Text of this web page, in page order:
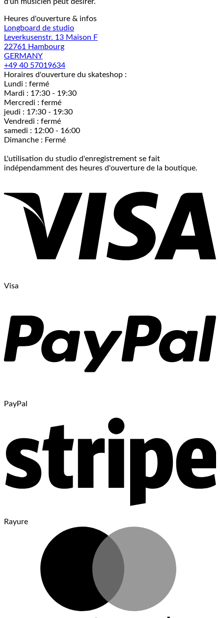
Heures d'ouverture & infos
Longboard de studio
Leverkusenstr. 13 Maison F
22761 Hambourg
GERMANY
+49 40 57019634
Horaires d'ouverture du skateshop :
Lundi : fermé
Mardi : 17:30 - 19:30
Mercredi : fermé
jeudi : 17:30 - 19:30
Vendredi : fermé
samedi : 12:00 - 16:00
Dimanche : Fermé
L'utilisation du studio d'enregistrement se fait
indépendamment des heures d'ouverture de la boutique.
Visa
PayPal
Rayure